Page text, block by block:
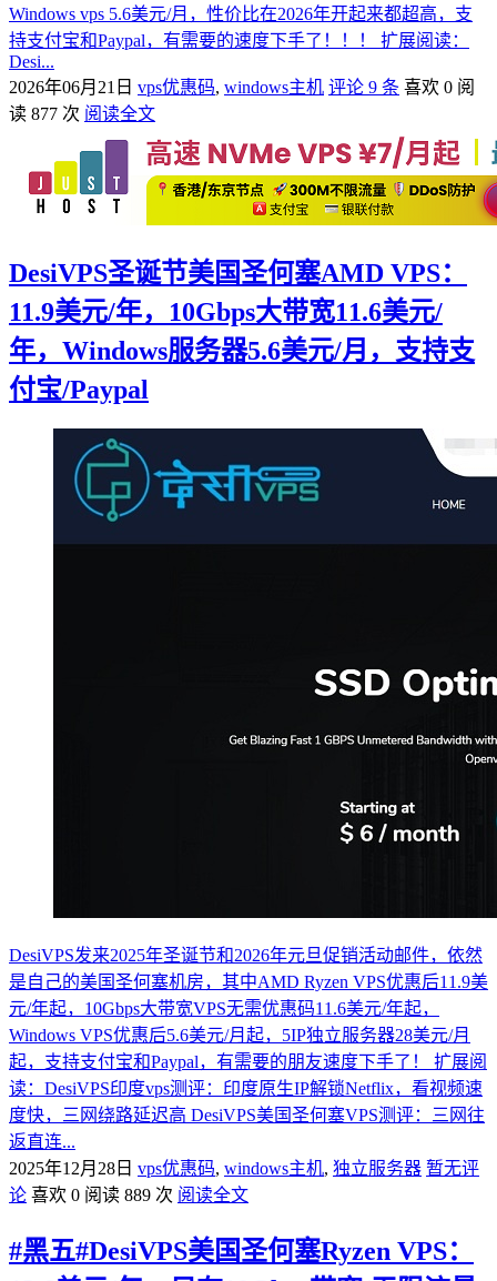
Windows vps 5.6美元/月，性价比在2026年开起来都超高，支
持支付宝和Paypal，有需要的速度下手了！！！ 扩展阅读：
Desi...
2026年06月21日 vps优惠码, windows主机 评论 9 条 喜欢 0 阅
读 877 次 阅读全文
DesiVPS圣诞节美国圣何塞AMD VPS：
11.9美元/年，10Gbps大带宽11.6美元/
年，Windows服务器5.6美元/月，支持支
付宝/Paypal
DesiVPS发来2025年圣诞节和2026年元旦促销活动邮件，依然
是自己的美国圣何塞机房，其中AMD Ryzen VPS优惠后11.9美
元/年起，10Gbps大带宽VPS无需优惠码11.6美元/年起，
Windows VPS优惠后5.6美元/月起，5IP独立服务器28美元/月
起，支持支付宝和Paypal，有需要的朋友速度下手了！ 扩展阅
读：DesiVPS印度vps测评：印度原生IP解锁Netflix，看视频速
度快，三网绕路延迟高 DesiVPS美国圣何塞VPS测评：三网往
返直连...
2025年12月28日 vps优惠码, windows主机, 独立服务器 暂无评
论 喜欢 0 阅读 889 次 阅读全文
#黑五#DesiVPS美国圣何塞Ryzen VPS：